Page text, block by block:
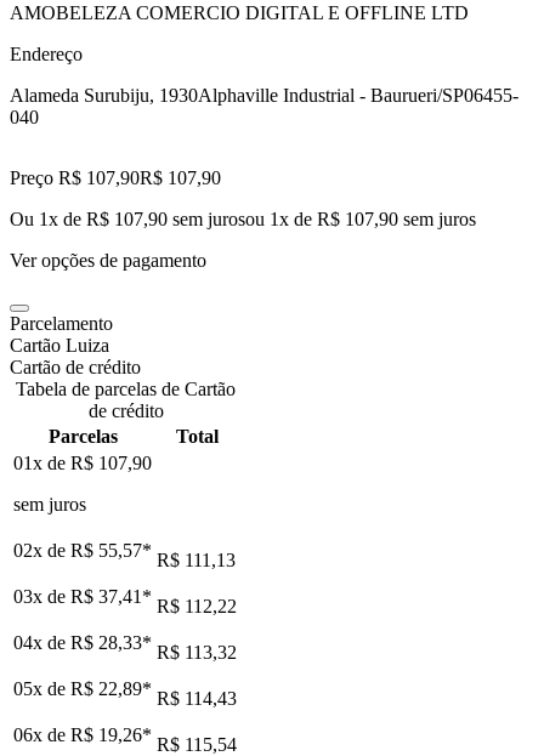
AMOBELEZA COMERCIO DIGITAL E OFFLINE LTD
Endereço
Alameda Surubiju, 1930Alphaville Industrial - Baurueri/SP06455-
040
Preço R$ 107,90R$ 107,90
Ou 1x de R$ 107,90 sem jurosou 1x de R$ 107,90 sem juros
Ver opções de pagamento
Parcelamento
Cartão Luiza
Cartão de crédito
Tabela de parcelas de Cartão
de crédito
Parcelas
Total
01x de R$ 107,90
sem juros
02x de R$ 55,57* R$ 111,13
03x de R$ 37,41 * R$ 112,22
04x de R$ 28,33* R$ 113,32
05x de R$ 22,89* R$ 114,43
06x de R$ 19,26* R$ 115,54